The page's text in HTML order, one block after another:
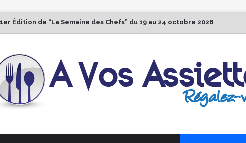
1er Édition de “La Semaine des Chefs” du 19 au 24 octobre 2026